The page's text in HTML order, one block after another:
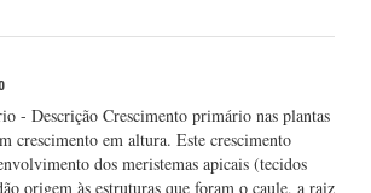
- Descrição Crescimento primário nas plantas
crescimento em altura. Este crescimento
dos meristemas apicais (tecidos
origem às estruturas que foram o caule, a raiz